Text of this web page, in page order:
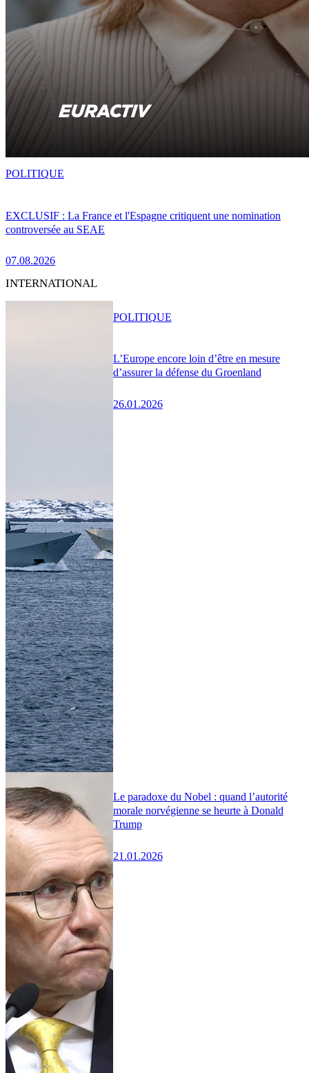
EXCLUSIF : La France et l'Espagne critiquent une nomination
controversée au SEAE
07.08.2026
POLITIQUE
INTERNATIONAL
L’Europe encore loin d’être en mesure
d’assurer la défense du Groenland
26.01.2026
POLITIQUE
Le paradoxe du Nobel : quand l’autorité
morale norvégienne se heurte à Donald
Trump
21.01.2026